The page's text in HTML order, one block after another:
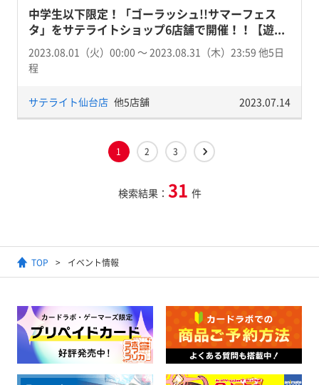
中学生以下限定！「ゴーラッシュ!!サマーフェス
タ」をサテライトショップ6店舗で開催！！【遊...
2023.08.01（火）00:00 〜 2023.08.31（木）23:59 他5日
程
サテライト仙台店 他5店舗 2023.07.14
1 2 3
検索結果： 31 件
TOP イベント情報